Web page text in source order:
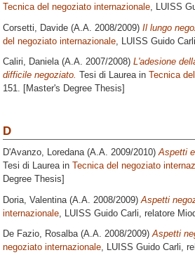
Tecnica del negoziato internazionale, LUISS
Corsetti, Davide (A.A. 2008/2009) Il lungo
del negoziato internazionale , LUISS Guido
Caliri, Daniela(A.A. 2007/2008) L'adesione
difficile negoziato. Tesi di Laurea in Tecnica
151. [Master's Degree Thesis]
D
D'Avanzo, Loredana(A.A. 2009/2010)Aspetti
Tesi di Laurea in Tecnica del negoziato
Degree Thesis]
Doria, Valentina (A.A. 2008/2009) Aspetti
internazionale , LUISS Guido Carli, relatore
De Fazio, Rosalba(A.A. 2008/2009)Aspetti
negoziato internazionale, LUISS Guido Carli,